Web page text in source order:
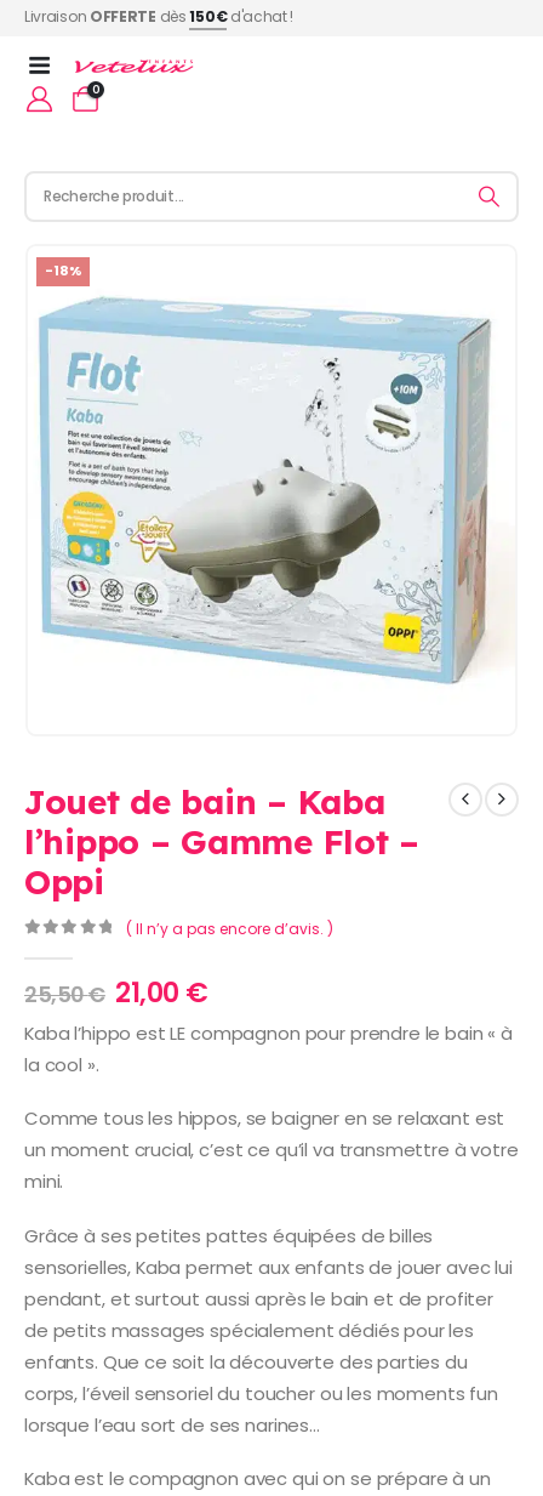
Livraison OFFERTE dès150€d'achat !
0
-18%
Jouet de bain – Kaba
l’hippo – Gamme Flot –
Oppi
( Il n’y a pas encore d’avis. )
25,50€ Le
prix
initial
21,00 €Le
actuel
Kaba l’hippo est LE compagnon pour prendre le bain « à
la cool ».
Comme tous les hippos, se baigner en se relaxant est
un moment crucial, c’est ce qu’il va transmettre à votre
mini.
Grâce à ses petites pattes équipées de billes
sensorielles, Kaba permet aux enfants de jouer avec lui
pendant, et surtout aussi après le bain et de profiter
de petits massages spécialement dédiés pour les
enfants. Que ce soit la découverte des parties du
corps, l’éveil sensoriel du toucher ou les moments fun
lorsque l’eau sort de ses narines…
Kaba est le compagnon avec qui on se prépare à un